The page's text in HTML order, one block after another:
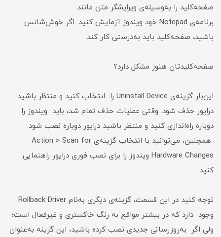
صفحه‌کلید را به‌وسیله‌ی ویرایشگر متن مانند
برنامه‌ی Notepad خود ویندوز آزمایش کنید. اگر خوش‌شانس
باشید، صفحه‌کلید باید به‌درستی کار کند.
صفحه‌کلیدتان هنوز مشکل دارد؟
این‌بار گزینه‌ی Uninstall Device را انتخاب کنید و منتظر باشید
درایور حذف شود. وقتی عملیات حذف تمام شد، باید ویندوز را
دوباره راه‌اندازی کنید و منتظر باشید درایور دوباره نصب شود.
همچنین، می‌توانید با انتخاب گزینه‌ی Action > Scan for
Hardware Changes ویندوز را برای نصب فوری درایور راهنمایی
کنید.
توجه کنید در این قسمت، گزینه‌ی دیگری به‌نام Rollback Driver
وجود دارد که در بیشتر مواقع به رنگ خاکستری و غیر‌فعال است؛
ولی اگر به‌روز‌رسانی جدیدی نصب کرده باشید، این گزینه به‌عنوان